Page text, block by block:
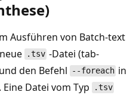
Ausführen von Batch-text
.tsv -Datei (tab-
den Befehl
--foreach in
Datei vom Typ
.tsv